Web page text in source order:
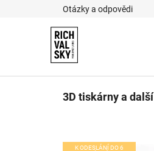
Otázky a odpovědi
3D tiskárny a další
K ODESLÁNÍ DO 6